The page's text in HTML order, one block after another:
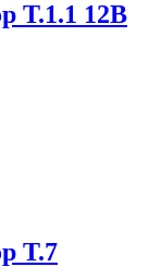
Т.1.1 12В
Т.7